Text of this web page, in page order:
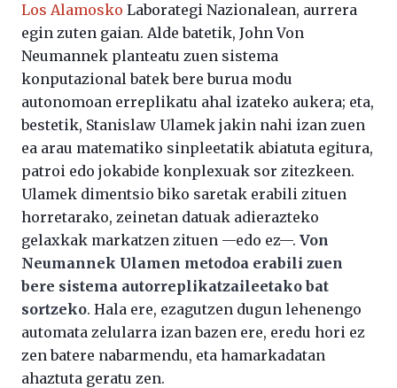
Los Alamosko Laborategi Nazionalean, aurrera
egin zuten gaian. Alde batetik, John Von
Neumannek planteatu zuen sistema
konputazional batek bere burua modu
autonomoan erreplikatu ahal izateko aukera; eta,
bestetik, Stanislaw Ulamek jakin nahi izan zuen
ea arau matematiko sinpleetatik abiatuta egitura,
patroi edo jokabide konplexuak sor zitezkeen.
Ulamek dimentsio biko saretak erabili zituen
horretarako, zeinetan datuak adierazteko
gelaxkak markatzen zituen —edo ez—. Von
Neumannek Ulamen metodoa erabili zuen
bere sistema autorreplikatzaileetako bat
sortzeko. Hala ere, ezagutzen dugun lehenengo
automata zelularra izan bazen ere, eredu hori ez
zen batere nabarmendu, eta hamarkadatan
ahaztuta geratu zen.